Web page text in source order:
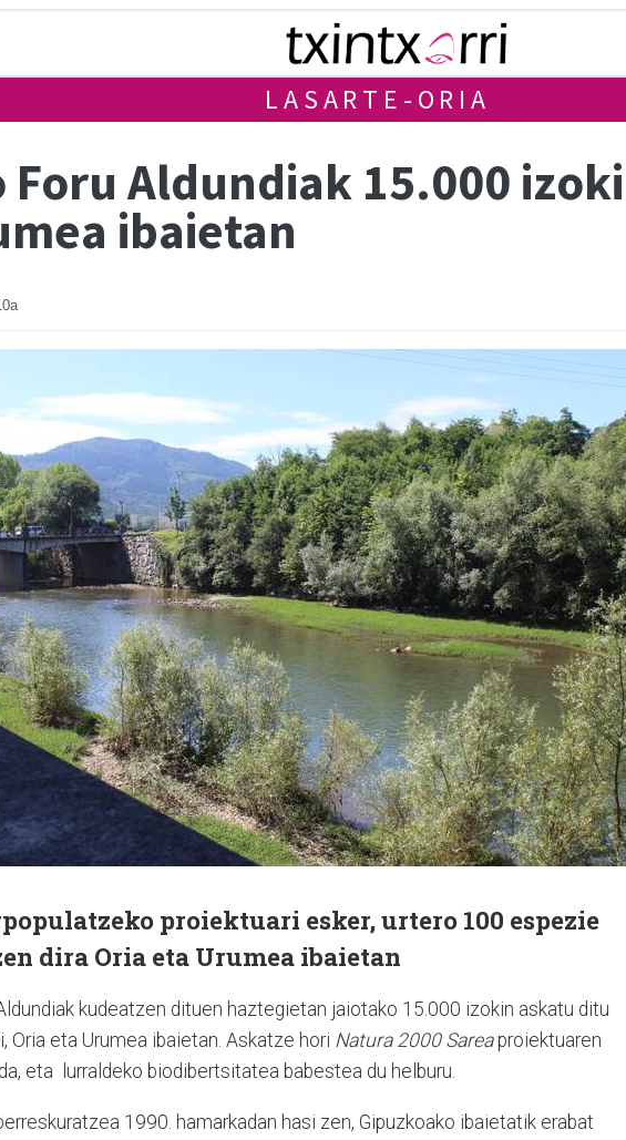
LASARTE-ORIA
Foru Aldundiak 15.000
ibaietan
proiektuari esker, urtero 100 espezie
dira Oria eta Urumea ibaietan
kudeatzen dituen haztegietan jaiotako 15.000 izokin askatu ditu
Oria eta Urumea ibaietan. Askatze hori Natura 2000 Sareaproiektuaren
eta lurraldeko biodibertsitatea babestea du helburu.
1990. hamarkadan hasi zen, Gipuzkoako ibaietatik erabat